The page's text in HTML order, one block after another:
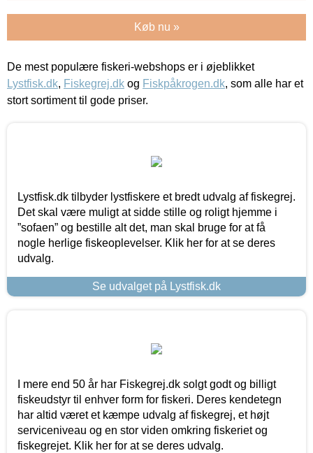
Køb nu »
De mest populære fiskeri-webshops er i øjeblikket
Lystfisk.dk, Fiskegrej.dk og Fiskpåkrogen.dk, som alle har et
stort sortiment til gode priser.
Lystfisk.dk tilbyder lystfiskere et bredt udvalg af fiskegrej.
Det skal være muligt at sidde stille og roligt hjemme i
”sofaen” og bestille alt det, man skal bruge for at få
nogle herlige fiskeoplevelser. Klik her for at se deres
udvalg.
Se udvalget på Lystfisk.dk
I mere end 50 år har Fiskegrej.dk solgt godt og billigt
fiskeudstyr til enhver form for fiskeri. Deres kendetegn
har altid været et kæmpe udvalg af fiskegrej, et højt
serviceniveau og en stor viden omkring fiskeriet og
fiskegrejet. Klik her for at se deres udvalg.